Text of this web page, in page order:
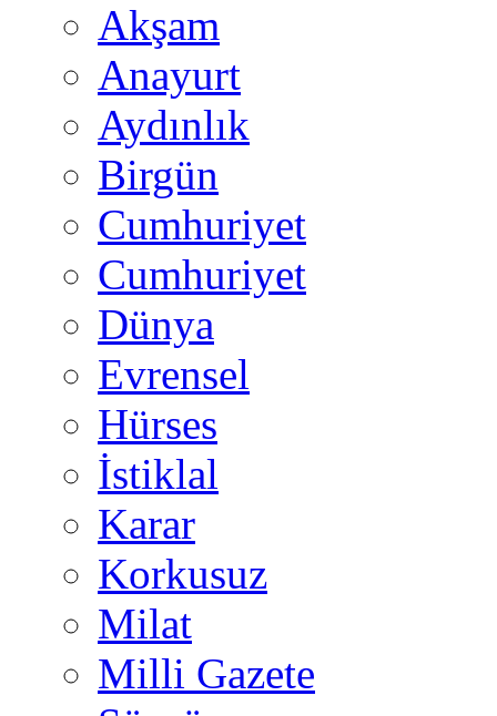
Akşam
Anayurt
Aydınlık
Birgün
Cumhuriyet
Cumhuriyet
Dünya
Evrensel
Hürses
İstiklal
Karar
Korkusuz
Milat
Milli Gazete